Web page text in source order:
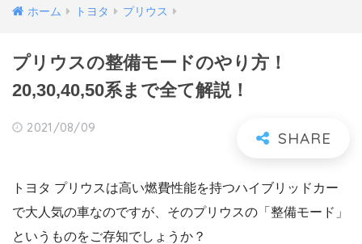
ホーム トヨタ プリウス
プリウスの整備モードのやり方！
20,30,40,50系まで全て解説！
2021/08/09
トヨタ プリウスは高い燃費性能を持つハイブリッドカー
で大人気の車なのですが、そのプリウスの「整備モード」
というものをご存知でしょうか？